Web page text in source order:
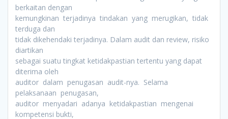
berkaitan dengan
kemungkinan terjadinya tindakan yang merugikan, tidak
terduga dan
tidak dikehendaki terjadinya. Dalam audit dan review, risiko
diartikan
sebagai suatu tingkat ketidakpastian tertentu yang dapat
diterima oleh
auditor dalam penugasan audit-nya. Selama
pelaksanaan penugasan,
auditor menyadari adanya ketidakpastian mengenai
kompetensi bukti,